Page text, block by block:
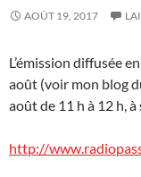
AOÛT 19, 2017
L’émission diffusée
août (voir mon blog
août de 11 h à 12 h, à
http://